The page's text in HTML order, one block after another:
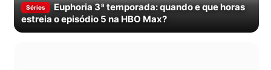
Séries
Euphoria 3ª temporada: quando e que horas
estreia o episódio 5 na HBO Max?